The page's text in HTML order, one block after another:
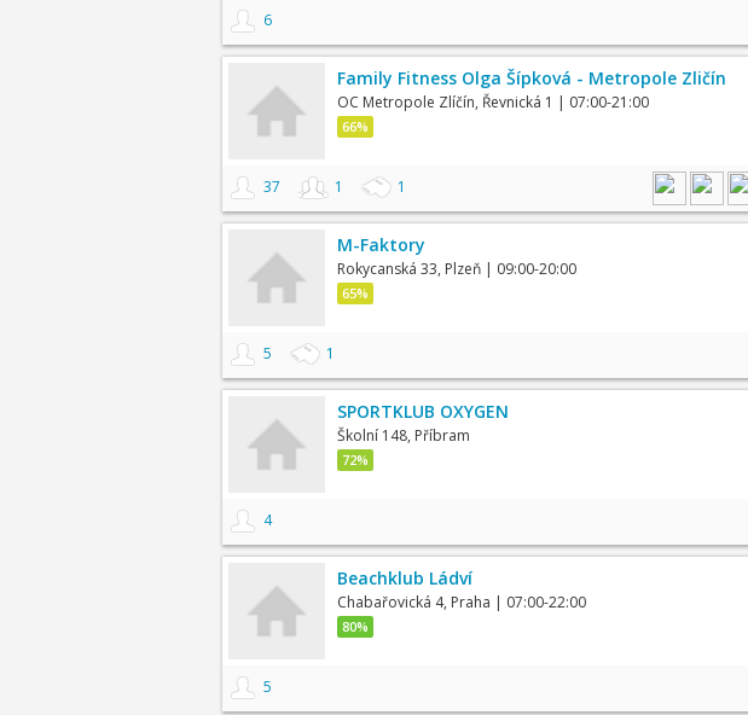
6
Family Fitness Olga Šípková - Metropole Zličín
OC Metropole Zlíčín, Řevnická 1 | 07:00-21:00
66%
37 1 1
M-Faktory
Rokycanská 33, Plzeň | 09:00-20:00
65%
5 1
SPORTKLUB OXYGEN
Školní 148, Příbram
72%
4
Beachklub Ládví
Chabařovická 4, Praha | 07:00-22:00
80%
5